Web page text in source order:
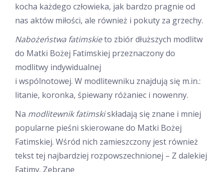
kocha każdego człowieka, jak bardzo pragnie od
nas aktów miłości, ale również i pokuty za grzechy.
Nabożeństwa fatimskieto zbiór dłuższych modlitw
do Matki Bożej Fatimskiej przeznaczony do
modlitwy indywidualnej
i wspólnotowej. W modlitewniku znajdują się m.in.:
litanie, koronka, śpiewany różaniec i nowenny.
Na modlitewnik fatimskiskładają się znane i mniej
popularne pieśni skierowane do Matki Bożej
Fatimskiej. Wśród nich zamieszczony jest również
tekst tej najbardziej rozpowszechnionej – Z dalekiej
Fatimy. Zebrane